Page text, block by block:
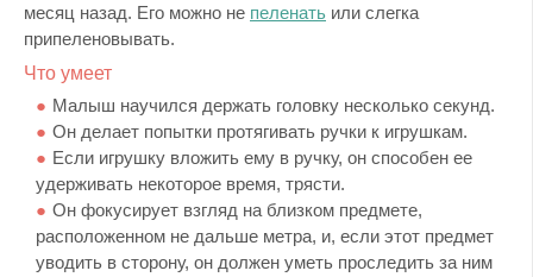
месяц назад. Его можно не пеленать или слегка
припеленовывать.
Что умеет
Малыш научился держать головку несколько секунд.
Он делает попытки протягивать ручки к игрушкам.
Если игрушку вложить ему в ручку, он способен ее
удерживать некоторое время, трясти.
Он фокусирует взгляд на близком предмете,
расположенном не дальше метра, и, если этот предмет
уводить в сторону, он должен уметь проследить за ним